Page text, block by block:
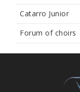
Catarro Junior
Forum of choirs